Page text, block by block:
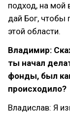
подход, на мой
дай Бог, чтобы
этой области.
Владимир:
ты начал
фонды, был
происходило?
Владислав: Я